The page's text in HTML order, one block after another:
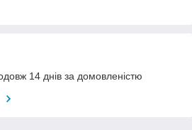
14 днів за домовленістю